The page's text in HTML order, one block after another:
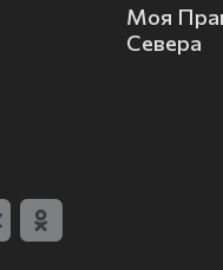
Моя
Севера